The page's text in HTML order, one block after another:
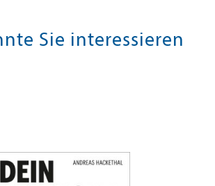
Sie interessieren